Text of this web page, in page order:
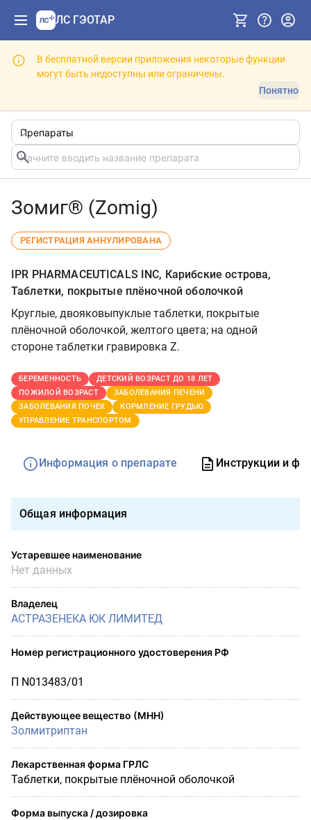
ЛС ГЭОТАР
В бесплатной версии приложения некоторые функции
могут быть недоступны или ограничены.
Понятно
Зомиг® (Zomig)
РЕГИСТРАЦИЯ АННУЛИРОВАНА
IPR PHARMACEUTICALS INC, Карибские острова,
Таблетки, покрытые плёночной оболочкой
Круглые, двояковыпуклые таблетки, покрытые
плёночной оболочкой, желтого цвета; на одной
стороне таблетки гравировка Z.
БЕРЕМЕННОСТЬ
ДЕТСКИЙ ВОЗРАСТ ДО 18 ЛЕТ
ПОЖИЛОЙ ВОЗРАСТ
ЗАБОЛЕВАНИЯ ПЕЧЕНИ
ЗАБОЛЕВАНИЯ ПОЧЕК
КОРМЛЕНИЕ ГРУДЬЮ
УПРАВЛЕНИЕ ТРАНСПОРТОМ
Информация о препарате Инструкции и
Общая информация
Устаревшее наименование
Нет данных
Владелец
АСТРАЗЕНЕКА ЮК ЛИМИТЕД
Номер регистрационного удостоверения РФ
П N013483/01
Действующее вещество (МНН)
Золмитриптан
Лекарственная форма ГРЛС
Таблетки, покрытые плёночной оболочкой
Форма выпуска / дозировка